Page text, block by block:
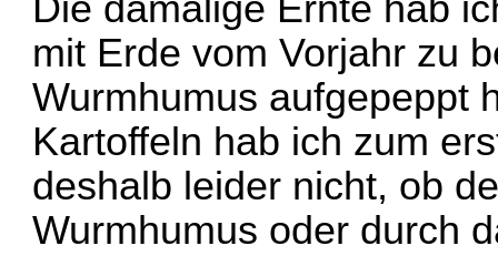
Die damalige Ernte hab
mit Erde vom Vorjahr zu
Wurmhumus aufgepeppt
Kartoffeln hab ich zum
deshalb leider nicht, ob
Wurmhumus oder durch